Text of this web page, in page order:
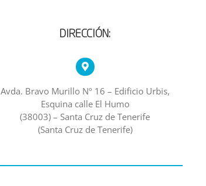
DIRECCIÓN:
Avda. Bravo Murillo Nº 16 – Edificio Urbis,
Esquina calle El Humo
(38003) – Santa Cruz de Tenerife
(Santa Cruz de Tenerife)